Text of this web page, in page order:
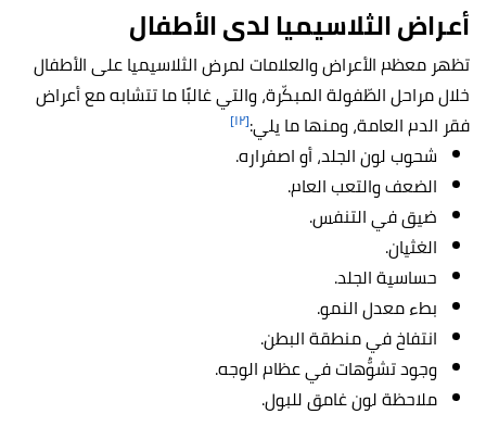
أعراض الثلاسيميا لدى الأطفال
تظهر معظم الأعراض والعلامات لمرض الثلاسيميا على الأطفال
خلال مراحل الطّفولة المبكّرة، والتي غالبًا ما تتشابه مع أعراض
فقر الدم العامة، ومنها ما يلي:[١٢]
شحوب لون الجلد، أو اصفراره.
الضعف والتعب العام.
ضيق في التنفس.
الغثيان.
حساسية الجلد.
بطء معدل النمو.
انتفاخ في منطقة البطن.
وجود تشوُّهات في عظام الوجه.
ملاحظة لون غامق للبول.